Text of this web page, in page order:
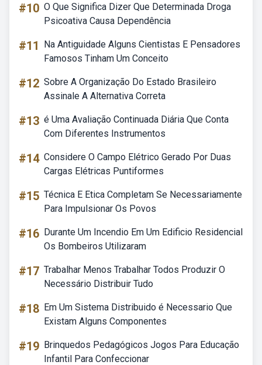
#10 O Que Significa Dizer Que Determinada Droga
Psicoativa Causa Dependência
#11
Na Antiguidade Alguns Cientistas E Pensadores
Famosos Tinham Um Conceito
#12 Sobre A Organização Do Estado Brasileiro
Assinale A Alternativa Correta
#13 é Uma Avaliação Continuada Diária Que Conta
Com Diferentes Instrumentos
#14 Considere O Campo Elétrico Gerado Por Duas
Cargas Elétricas Puntiformes
#15 Técnica E Etica Completam Se Necessariamente
Para Impulsionar Os Povos
#16 Durante Um Incendio Em Um Edificio Residencial
Os Bombeiros Utilizaram
#17 Trabalhar Menos Trabalhar Todos Produzir O
Necessário Distribuir Tudo
#18 Em Um Sistema Distribuido é Necessario Que
Existam Alguns Componentes
#19 Brinquedos Pedagógicos Jogos Para Educação
Infantil Para Confeccionar